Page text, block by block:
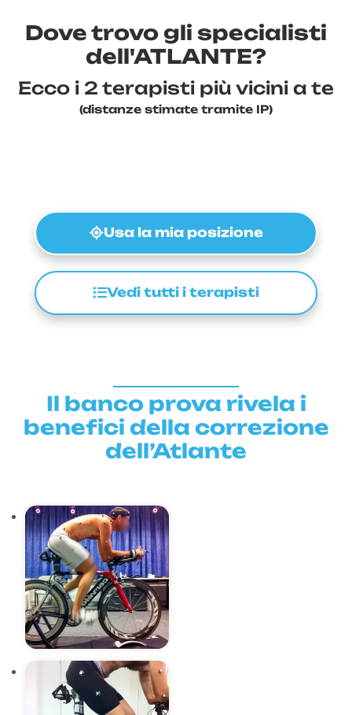
Dove trovo gli specialisti
dell'ATLANTE?
Ecco i 2 terapisti più vicini a te
(distanze stimate tramite IP)
Usa la mia posizione
Vedi tutti i terapisti
Il banco prova rivela i
benefici della correzione
dell’Atlante